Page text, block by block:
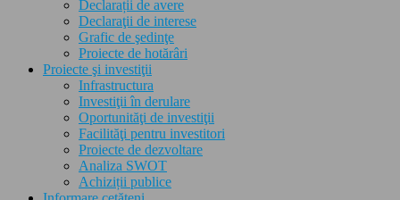
Declarații de avere
Declaraţii de interese
Grafic de şedinţe
Proiecte de hotărâri
Proiecte şi investiţii
Infrastructura
Investiţii în derulare
Oportunităţi de investiţii
Facilităţi pentru investitori
Proiecte de dezvoltare
Analiza SWOT
Achiziții publice